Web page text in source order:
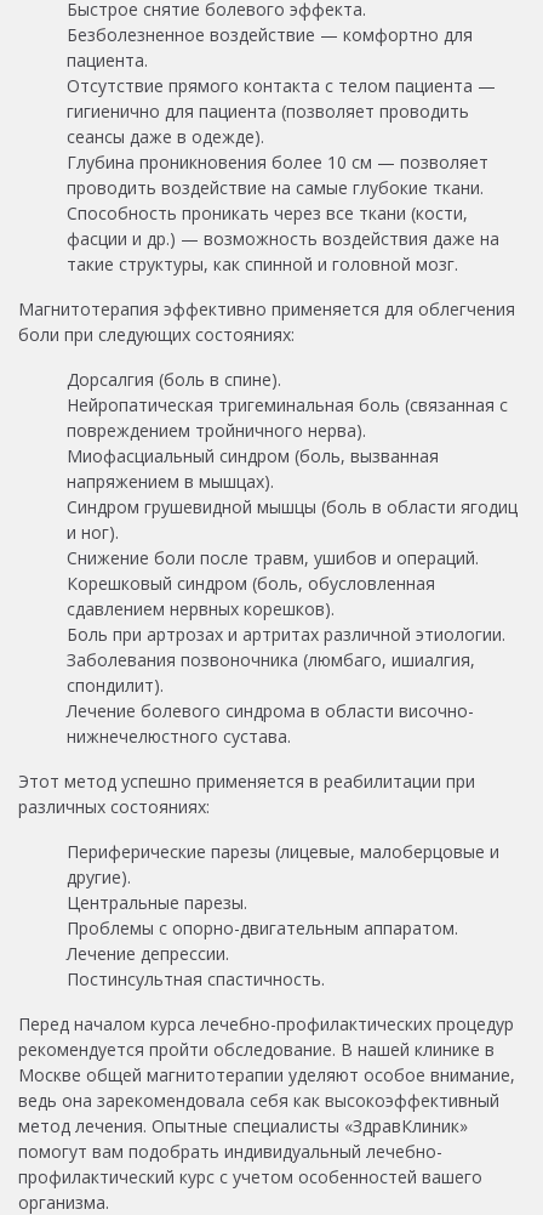
Быстрое снятие болевого эффекта.
Безболезненное воздействие — комфортно для
пациента.
Отсутствие прямого контакта с телом пациента —
гигиенично для пациента (позволяет проводить
сеансы даже в одежде).
Глубина проникновения более 10 см — позволяет
проводить воздействие на самые глубокие ткани.
Способность проникать через все ткани (кости,
фасции и др.) — возможность воздействия даже на
такие структуры, как спинной и головной мозг.
Магнитотерапия эффективно применяется для облегчения
боли при следующих состояниях:
Дорсалгия (боль в спине).
Нейропатическая тригеминальная боль (связанная с
повреждением тройничного нерва).
Миофасциальный синдром (боль, вызванная
напряжением в мышцах).
Синдром грушевидной мышцы (боль в области ягодиц
и ног).
Снижение боли после травм, ушибов и операций.
Корешковый синдром (боль, обусловленная
сдавлением нервных корешков).
Боль при артрозах и артритах различной этиологии.
Заболевания позвоночника (люмбаго, ишиалгия,
спондилит).
Лечение болевого синдрома в области височно-
нижнечелюстного сустава.
Этот метод успешно применяется в реабилитации при
различных состояниях:
Периферические парезы (лицевые, малоберцовые и
другие).
Центральные парезы.
Проблемы с опорно-двигательным аппаратом.
Лечение депрессии.
Постинсультная спастичность.
Перед началом курса лечебно-профилактических процедур
рекомендуется пройти обследование. В нашей клинике в
Москве общей магнитотерапии уделяют особое внимание,
ведь она зарекомендовала себя как высокоэффективный
метод лечения. Опытные специалисты «ЗдравКлиник»
помогут вам подобрать индивидуальный лечебно-
профилактический курс с учетом особенностей вашего
организма.